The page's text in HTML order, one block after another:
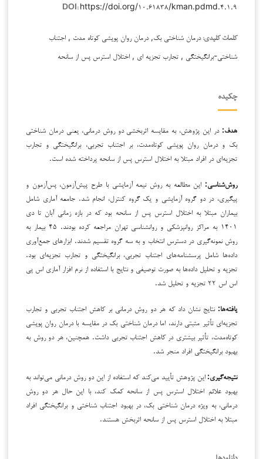
DOI: https://doi.org/۱۰.۶۱۸۳۸/kman.pdmd.۴.۱.۹
کلمات کلیدی:درمان شناختی بک, درمان روان پویشی کوتاه مدت , اجتناب
شناختی-برانگیختگی , تجارب تجزیه ای , اختلال استرس پس از سانحه
چکیده
هدف: در این پژوهش، به مقایسه اثربخشی دو روش درمانی، یعنی درمان شناختی
بک و درمان روان پویشی کوتاه‌مدت، بر اجتناب تجربی، برانگیختگی و تجارب
تجزیه‌ای در افراد مبتلا به اختلال استرس پس از سانحه پرداخته شده است.
روش‌شناسی: این مطالعه به روش نیمه‌ آزمایشی با طرح پیش‌آزمون، پس‌آزمون و
پیگیری، در دو گروه آزمایشی و یک گروه کنترل، انجام شد. جامعه آماری شامل
بیماران مبتلا به اختلال استرس پس از سانحه بود که در بازه زمانی آبان تا دی
۱۴۰۱ به مراکز روانپزشکی و روانشناسی تهران مراجعه کرده بودند. ۴۵ بیمار به
روش نمونه‌گیری در دسترس انتخاب و به سه گروه تقسیم شدند. ابزارهای جمع‌آوری
داده‌ها شامل پرسشنامه‌های اجتناب تجربی، برانگیختگی و تجارب تجزیه‌ای بود.
تجزیه و تحلیل داده‌ها به صورت توصیفی و نتایج با استفاده از نرم افزار آماری اس پی
اس اس ۲۲ تجزیه و تحلیل شد.
یافته‌ها: نتایج نشان داد که هر دو روش درمانی بر کاهش اجتناب تجربی و تجارب
تجزیه‌ای تأثیر مثبتی دارند، اما درمان شناختی بک در مقایسه با درمان روان پویشی
کوتاه‌مدت، تأثیر بیشتری در کاهش اجتناب تجربی داشت. همچنین، هر دو روش به
بهبود برانگیختگی افراد منجر شد.
نتیجه‌گیری: این پژوهش تأیید می‌کند که استفاده از این دو روش درمانی می‌تواند به
بهبود علائم اختلال استرس پس از سانحه کمک کند، با این حال هر دو روش
درمانی، به ویژه درمان شناختی بک، در بهبود اجتناب شناختی و برانگیختگی افراد
مبتلا به اختلال استرس پس از سانحه اثربخش هستند.